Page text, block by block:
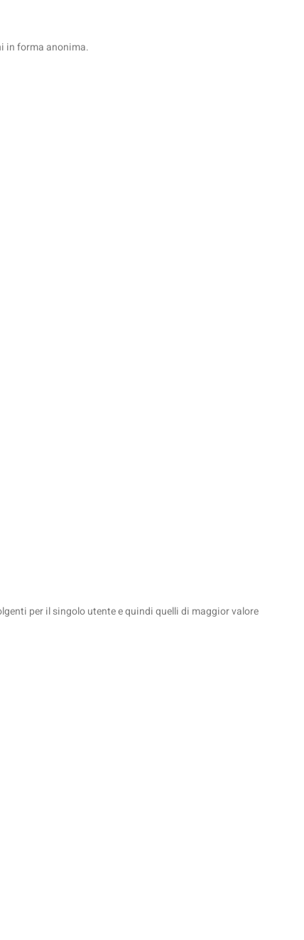
in forma anonima.
per il singolo utente e quindi quelli di maggior valore